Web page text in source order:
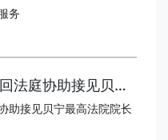
务
龚楚律师在最高院第一巡回法庭协助接见贝宁最高法院院长一行
助接见贝宁最高法院院长